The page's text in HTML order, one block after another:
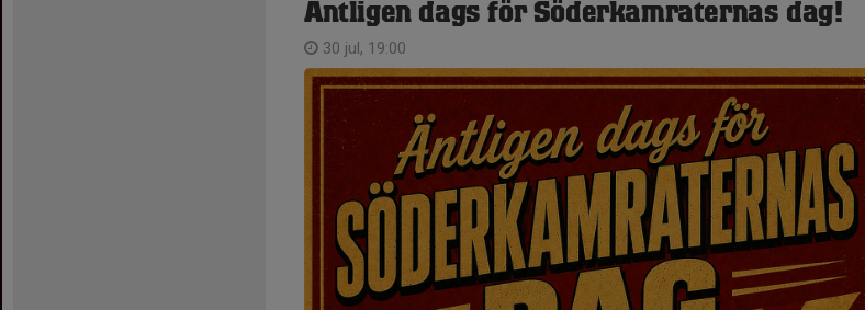
Äntligen dags för Söderkamraternas dag!
30 jul, 19:00